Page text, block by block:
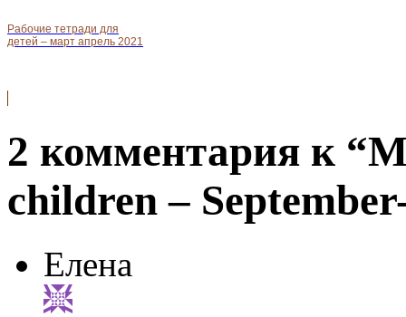
Рабочие тетради для
детей – март апрель 2021
2 комментария к
children –
Елена